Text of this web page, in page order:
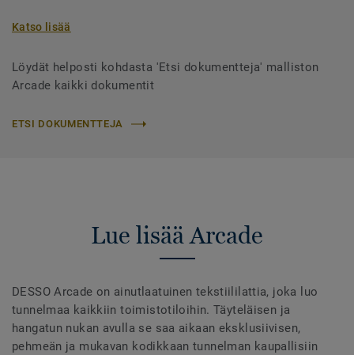
Katso lisää
Löydät helposti kohdasta 'Etsi dokumentteja' malliston
Arcade kaikki dokumentit
ETSI DOKUMENTTEJA
Lue lisää Arcade
DESSO Arcade on ainutlaatuinen tekstiililattia, joka luo
tunnelmaa kaikkiin toimistotiloihin. Täyteläisen ja
hangatun nukan avulla se saa aikaan eksklusiivisen,
pehmeän ja mukavan kodikkaan tunnelman kaupallisiin